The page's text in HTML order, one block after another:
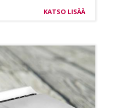
KATSO LISÄÄ